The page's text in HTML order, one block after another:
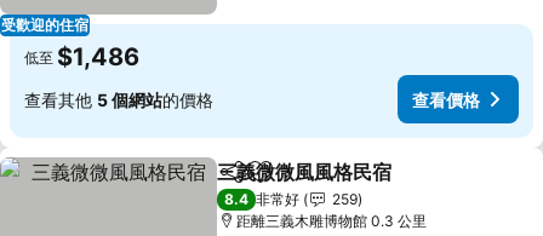
受歡迎的住宿
低至 $1,486
查看其他 5 個網站的價格 查看價格
分享 加入我的最愛
三義微微風風格民宿
8.4 非常好
259
距離三義木雕博物館 0.3 公里